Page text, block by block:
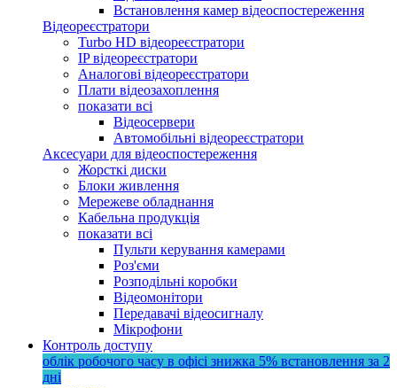
Встановлення камер відеоспостереження
Відеореєстратори
Turbo HD відеореєстратори
IP відеореєстратори
Аналогові відеореєстратори
Плати відеозахоплення
показати всі
Відеосервери
Автомобільні відеореєстратори
Аксесуари для відеоспостереження
Жорсткі диски
Блоки живлення
Мережеве обладнання
Кабельна продукція
показати всі
Пульти керування камерами
Роз'єми
Розподільні коробки
Відеомонітори
Передавачі відеосигналу
Мікрофони
Контроль доступу
облік робочого часу в офісі знижка 5% встановлення за 2
дні